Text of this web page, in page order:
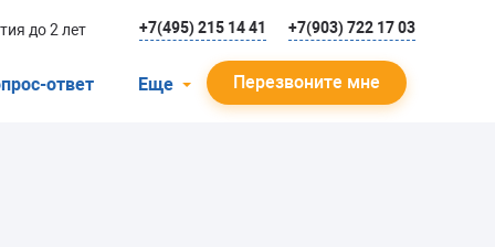
до 2 лет +7(495) 215 14 41 +7(903) 722 17 03
ответ Еще Перезвоните мне